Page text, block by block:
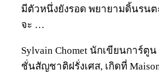
มีตัวหนึ่งยังรอด พยายามดิ้นรนต
จะ …
Sylvain Chomet นักเขียนการ์ตู
ชั่นสัญชาติฝรั่งเศส, เกิดที่